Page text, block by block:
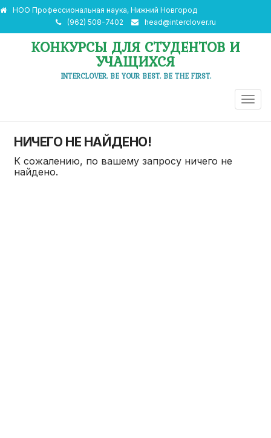
НОО Профессиональная наука, Нижний Новгород
(962) 508-7402
head@interclover.ru
КОНКУРСЫ ДЛЯ СТУДЕНТОВ И
УЧАЩИХСЯ
INTERCLOVER. BE YOUR BEST. BE THE FIRST.
НИЧЕГО НЕ НАЙДЕНО!
К сожалению, по вашему запросу ничего не
найдено.